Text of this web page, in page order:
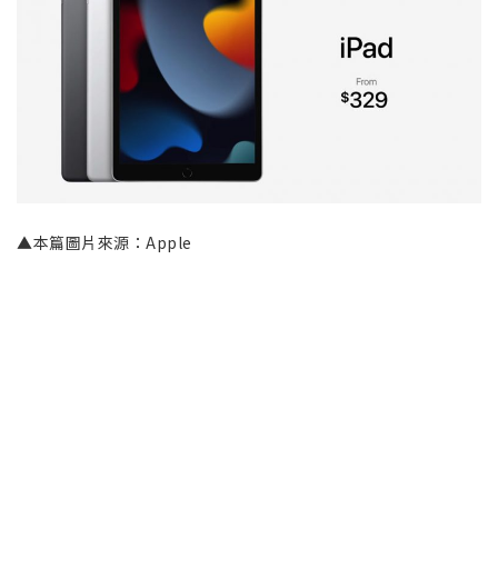
▲本篇圖片來源：Apple